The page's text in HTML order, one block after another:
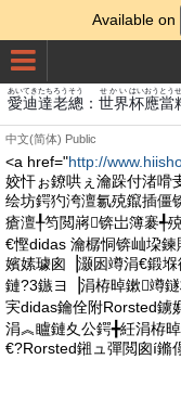
Available on
愛
あい
迪
てき
達
たち
老
ろう
總
そう
： 世界
せかい
杯
はい
應
おう
當
とう
中文(简体) Public
<a href="http://
姣忓ぉ鐐哄ぇ瀹跺付渚嗗
绘坊鍔犳洿澶氱殑鑹插僵
瘡澶╀笉閲嶈锛岀簿褰╃
€慳didas 瀹樼恫锛屾垜
嬪嫊璩囪▕灏囦竴涓€鍛
鏈?3鏃ヨ▕涓栫晫鏉竴
宎didas鑰佺附Rorsted鐪
涓︽矑鏈夊公鍔╋紝涓栫
€?Rorsted鎺ュ彈閲囪í鏅